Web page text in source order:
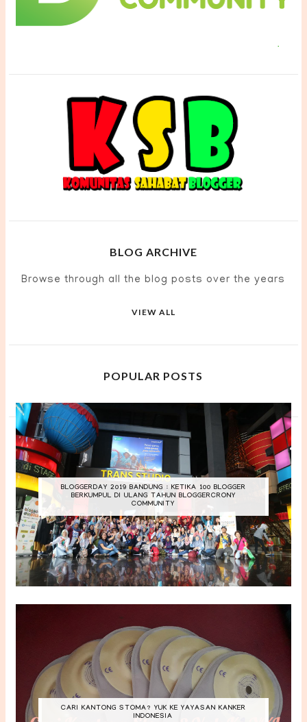
BLOG ARCHIVE
Browse through all the blog posts over the years
VIEW ALL
POPULAR POSTS
BLOGGERDAY 2019 BANDUNG : KETIKA 100 BLOGGER
BERKUMPUL DI ULANG TAHUN BLOGGERCRONY
COMMUNITY
CARI KANTONG STOMA? YUK KE YAYASAN KANKER
INDONESIA